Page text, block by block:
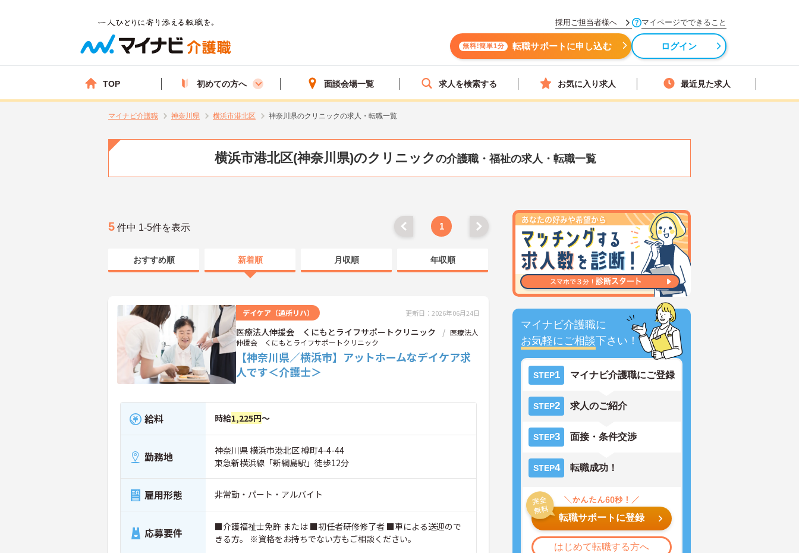
採用ご担当者様へ マイページでできること
無料!簡単1分 転職サポートに申し込む ログイン
TOP 初めての方へ 面談会場一覧 求人を検索する お気に入り求人 最近見た求人
マイナビ介護職 神奈川県 横浜市港北区 神奈川県のクリニックの求人・転職一覧
横浜市港北区(神奈川県)のクリニック の介護職・福祉の求人・転職一覧
マイナビ介護職に
お気軽にご相談下さい！
STEP1 マイナビ介護職にご登録
STEP2 求人のご紹介
STEP3 面接・条件交渉
STEP4 転職成功！
転職サポートに登録
はじめて転職する方へ
5 件中 1-5件を表示 1
おすすめ順 新着順 月収順 年収順
デイケア（通所リハ） 更新日：2026年06月24日
医療法人伸援会 くにもとライフサポートクリニック
医療法人
伸援会 くにもとライフサポートクリニック
【神奈川県／横浜市】アットホームなデイケア求
人です＜介護士＞
給料 時給1,225円～
勤務地
神奈川県 横浜市港北区 樽町4-4-44
東急新横浜線「新綱島駅」徒歩12分
雇用形態 非常勤・パート・アルバイト
応募要件
■介護福祉士免許 または ■初任者研修修了者 ■車による送迎ので
きる方。 ※資格をお持ちでない方もご相談ください。